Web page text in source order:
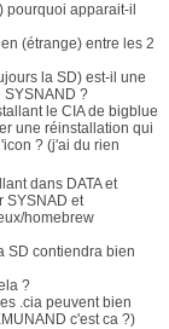
pourquoi apparait-il
(étrange) entre les 2
la SD) est-il une
SYSNAND ?
le CIA de bigblue
une réinstallation qui
? (j'ai du rien
dans DATA et
SYSNAD et
homebrew
SD contiendra bien
?
.cia peuvent bien
c'est ca ?)